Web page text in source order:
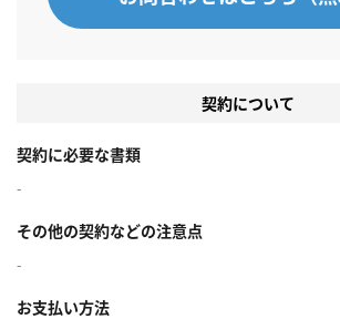
契約について
契約に必要な書類
-
その他の契約などの注意点
-
お支払い方法